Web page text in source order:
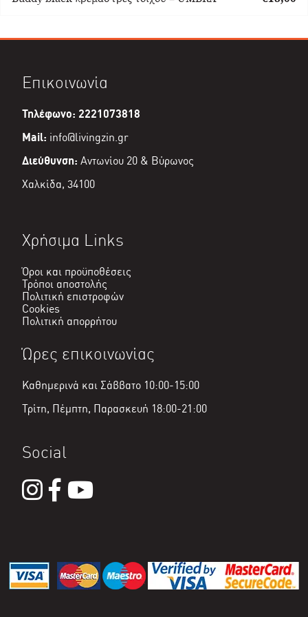
€20,00.
τιμή
Επικοινωνία
Τηλέφωνο: 2221073818
Mail: info@livingzin.gr
Διεύθυνση: Αντωνίου 20 & Βύρωνος
Χαλκίδα, 34100
Χρήσιμα Links
Όροι και προϋποθέσεις
Τρόποι αποστολής
Πολιτική επιστροφών
Cookies
Πολιτική απορρήτου
Ώρες επικοινωνίας
Καθημερινά και Σάββατο 10:00-15:00
Τρίτη, Πέμπτη, Παρασκευή 18:00-21:00
Social